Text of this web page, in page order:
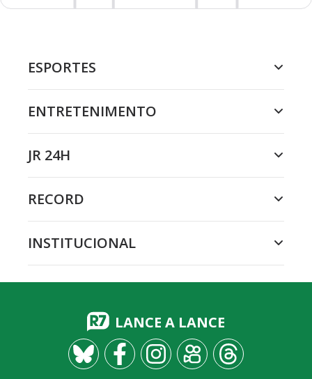
ESPORTES
ENTRETENIMENTO
JR 24H
RECORD
INSTITUCIONAL
LANCE A LANCE